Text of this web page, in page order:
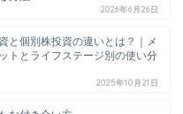
2026年6月26日
と個別株投資の違いとは？｜メ
トとライフステージ別の使い分
2025年10月21日